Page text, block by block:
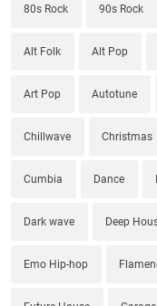
80s Rock 90s Rock
Alt Folk Alt Pop
Art Pop Autotune
Chillwave Christmas
Cumbia Dance
Dark wave Deep
Emo Hip-hop